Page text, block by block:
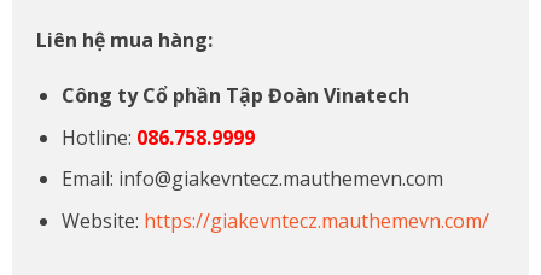
Liên hệ mua hàng:
Công ty Cổ phần Tập Đoàn Vinatech
Hotline: 086.758.9999
Email: info@giakevntecz.mauthemevn.com
Website: https://giakevntecz.mauthemevn.com/